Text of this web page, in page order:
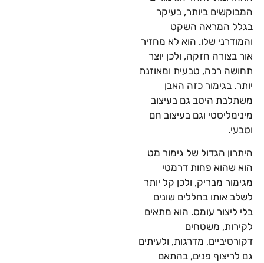
המבוקשים ביותר, בעיקר
בגלל המראה השקט
והמודרני שלו. הוא לא מחזיר
אור בצורה חזקה, ולכן יוצר
תחושה רכה, טבעית ומאוזנת
יותר. בגימור כזה האבן
משתלבת היטב גם בעיצוב
מינימליסטי וגם בעיצוב חם
וטבעי.
היתרון הגדול של גימור מט
הוא שהוא פחות דרמטי
מגימור מבריק, ולכן קל יותר
לשלב אותו בחללים שונים
בלי ליצור עומס. הוא מתאים
לקירות, משטחים
דקורטיביים, מדרגות, ולעיתים
גם לריצוף פנים, בהתאם